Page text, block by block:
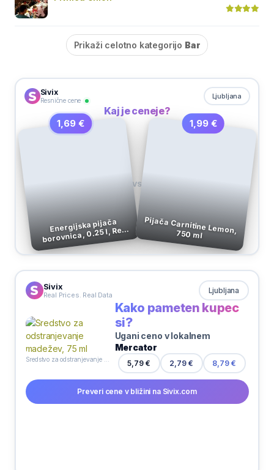
Prikaži celotno kategorijo Bar
Sivix
Resnične cene
Ljubljana
Kaj je ceneje?
1,69 €
Energijska pijača
borovnica, 0.25 l, Red
Bull
VS
1,99 €
Pijača Carnitine Lemon,
750 ml
Sivix
Real Prices. Real Data Ljubljana
Kako pameten kupec
si?
Ugani ceno v lokalnem
Mercator
5,79 € 2,79 € 8,79 €
Preveri cene v bližini na Sivix.com